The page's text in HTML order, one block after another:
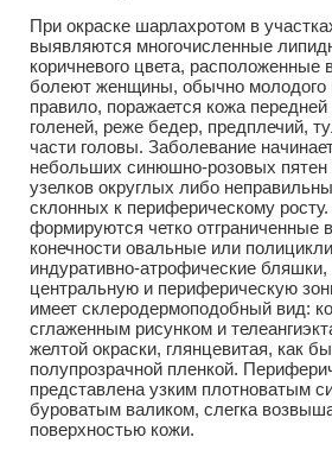
При окраске шарлахротом в
выявляются многочисленные
коричневого цвета, расположенные
болеют женщины, обычно молодого
правило, поражается кожа передней
голеней, реже бедер, предплечий,
части головы. Заболевание
небольших синюшно-розовых пятен
узелков округлых либо
склонных к периферическому
формируются четко отграниченные
конечности овальные или
индуративно-атрофические
центральную и периферическую
имеет склеродермоподобный вид:
сглаженным рисунком и
желтой окраски, глянцевитая, как
полупрозрачной пленкой.
представлена узким плотноватым
буроватым валиком, слегка
поверхностью кожи.